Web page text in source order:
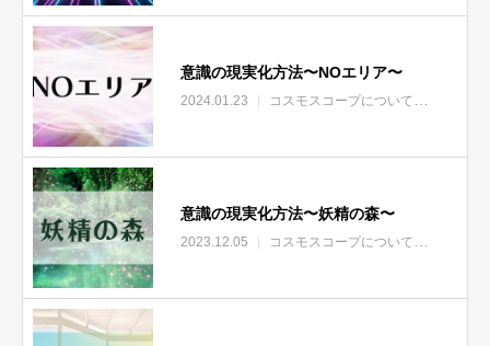
意識の現実化方法〜NOエリア〜
2024.01.23 コスモスコープについて エリア
意識の現実化方法〜妖精の森〜
2023.12.05 コスモスコープについて エリア